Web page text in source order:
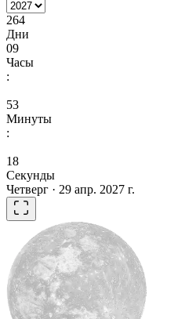
264
Дни
09
Часы
:
53
Минуты
:
18
Секунды
Четверг · 29 апр. 2027 г.